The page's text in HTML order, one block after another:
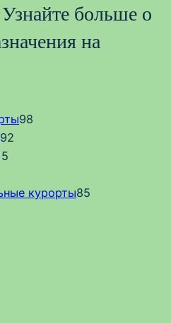
больше о
на
98
92
курорты85